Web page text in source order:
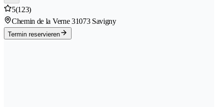
5(123)
Chemin de la Verne 31073 Savigny
Termin reservieren